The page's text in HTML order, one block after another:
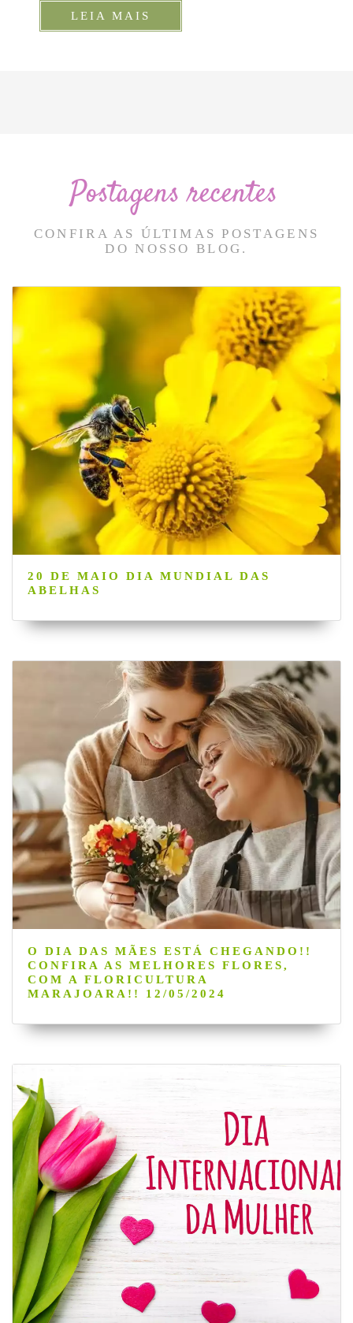
LEIA MAIS
Postagens recentes
CONFIRA AS ÚLTIMAS POSTAGENS
DO NOSSO BLOG.
20 DE MAIO DIA MUNDIAL DAS
ABELHAS
O DIA DAS MÃES ESTÁ CHEGANDO!!
CONFIRA AS MELHORES FLORES,
COM A FLORICULTURA
MARAJOARA!! 12/05/2024